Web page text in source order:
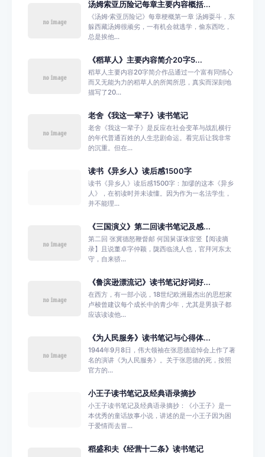
汤姆索亚历险记每章主要内容概括...
《汤姆·索亚历险记》每章梗概第一章 汤姆耍斗，东
躲西藏汤姆很顽劣，一有机会就逃学，偷东西吃，
总是挨他...
《稻草人》主要内容简介20字5...
稻草人主要内容20字简介作品通过一个富有同情心
而又无能为力的稻草人的所闻所思，真实而深刻地
描写了20...
老舍《我这一辈子》读书笔记
老舍《我这一辈子》是反应在社会变革与战乱横行
的年代普通百姓的人生悲剧命运。看完后让我非常
的沉重。但在...
读书《异乡人》读后感1500字
读书《异乡人》读后感1500字：加缪的这本《异乡
人》，在初读时并未读懂。因为作为一名法学生，
并不能理...
《三国演义》第二回读书笔记及感...
第二回 张冀德怒鞭督邮 何国舅谋诛宦竖【阅读摘
录】且说董卓字仲颖，陇西临洮人也，官拜河东太
守，自来骄...
《鲁滨逊漂流记》读书笔记好词好...
在西方，有一部小说，18世纪欧洲最杰出的思想家
卢梭曾建议每个成长中的青少年，尤其是男孩子都
应该读读他...
《为人民服务》读书笔记与心得体...
1944年9月8日，伟大领袖在张思德追悼会上作了著
名的演讲《为人民服务》。关于张思德的死，按照
官方的...
小王子读书笔记及经典语录摘抄
小王子读书笔记及经典语录摘抄：《小王子》是一
本优秀的童话故事小说，讲述的是一小王子因为困
于爱情而去冒...
稻盛和夫《经营十二条》读书笔记